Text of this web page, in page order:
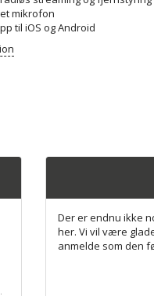
mikrofon
til iOS og Android
Der er endnu ikke
her. Vi vil være
anmelde som den